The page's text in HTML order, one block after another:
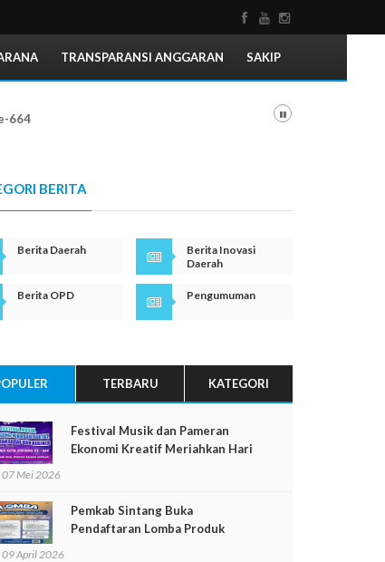
TRANSPARANSI ANGGARAN SAKIP
664
BERITA
Berita Daerah
Berita Inovasi
Daerah
Berita OPD Pengumuman
TERBARU KATEGORI
Festival Musik dan Pameran
Ekonomi Kreatif Meriahkan Hari
07 Mei 2026
Pemkab Sintang Buka
Pendaftaran Lomba Produk
09 April 2026